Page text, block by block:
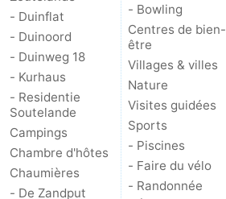
- Duinflat
- Duinoord
- Duinweg 18
- Kurhaus
- Residentie
Soutelande
Campings
Chambre d'hôtes
Chaumières
- De Zandput
- Bowling
Centres de bien-
être
Villages & villes
Nature
Visites guidées
Sports
- Piscines
- Faire du vélo
- Randonnée